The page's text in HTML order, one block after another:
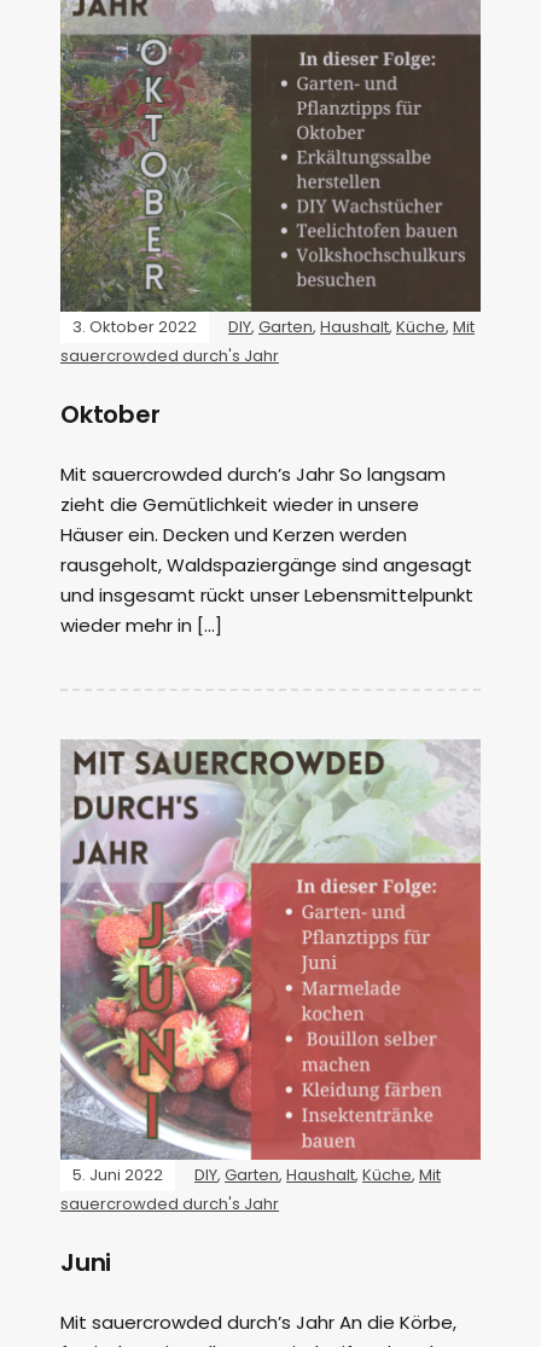
3. Oktober 2022 DIY, Garten, Haushalt, Küche, Mit
sauercrowded durch's Jahr
Oktober
Mit sauercrowded durch’s Jahr So langsam
zieht die Gemütlichkeit wieder in unsere
Häuser ein. Decken und Kerzen werden
rausgeholt, Waldspaziergänge sind angesagt
und insgesamt rückt unser Lebensmittelpunkt
wieder mehr in […]
5. Juni 2022 DIY, Garten, Haushalt, Küche, Mit
sauercrowded durch's Jahr
Juni
Mit sauercrowded durch’s Jahr An die Körbe,